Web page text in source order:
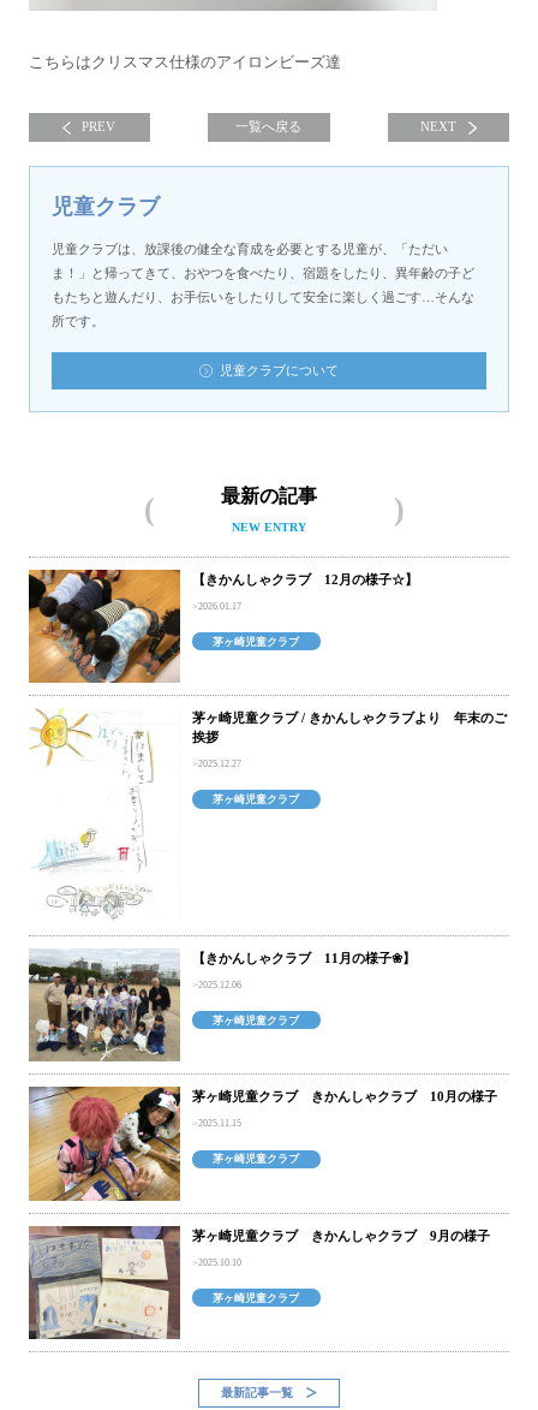
こちらはクリスマス仕様のアイロンビーズ達
PREV 一覧へ戻る NEXT
児童クラブ
児童クラブは、放課後の健全な育成を必要とする児童が、「ただい
ま！」と帰ってきて、おやつを食べたり、宿題をしたり、異年齢の子ど
もたちと遊んだり、お手伝いをしたりして安全に楽しく過ごす…そんな
所です。
児童クラブについて
最新の記事
NEW ENTRY
【きかんしゃクラブ 12月の様子☆】
2026.01.17
茅ヶ崎児童クラブ
茅ヶ崎児童クラブ / きかんしゃクラブより 年末のご
挨拶
2025.12.27
茅ヶ崎児童クラブ
【きかんしゃクラブ 11月の様子❀】
2025.12.06
茅ヶ崎児童クラブ
茅ヶ崎児童クラブ きかんしゃクラブ 10月の様子
2025.11.15
茅ヶ崎児童クラブ
茅ヶ崎児童クラブ きかんしゃクラブ 9月の様子
2025.10.10
茅ヶ崎児童クラブ
最新記事一覧